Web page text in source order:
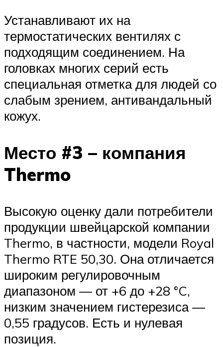
Устанавливают их на
термостатических вентилях с
подходящим соединением. На
головках многих серий есть
специальная отметка для людей со
слабым зрением, антивандальный
кожух.
Место #3 – компания
Thermo
Высокую оценку дали потребители
продукции швейцарской компании
Thermo, в частности, модели Royal
Thermo RTE 50,30. Она отличается
широким регулировочным
диапазоном — от +6 до +28 °C,
низким значением гистерезиса —
0,55 градусов. Есть и нулевая
позиция.